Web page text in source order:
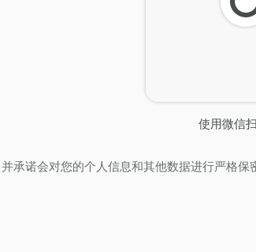
使用微信
新
承诺会对您的个人信息和其他数据进行严格保